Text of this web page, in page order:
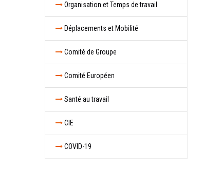
Organisation et Temps de travail
Déplacements et Mobilité
Comité de Groupe
Comité Européen
Santé au travail
CIE
COVID-19